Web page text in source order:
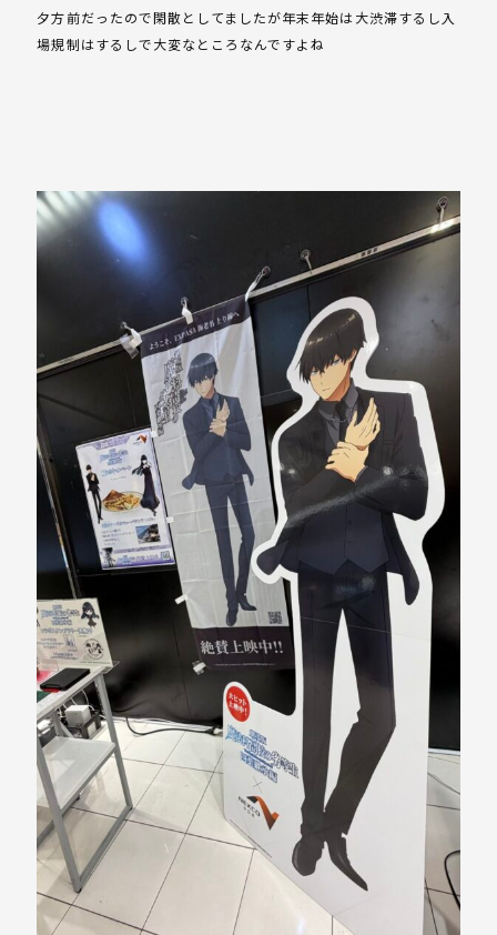
夕方前だったので閑散としてましたが年末年始は大渋滞するし入
場規制はするしで大変なところなんですよね